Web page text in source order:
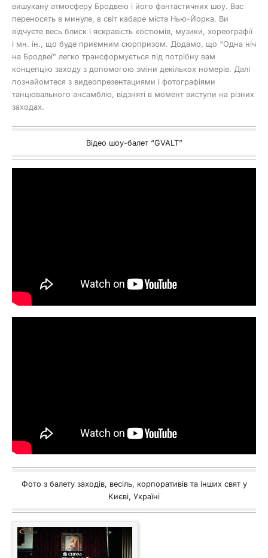
вишукану атмосферу Бродвею і його фантастичних шоу. Вас
переносять в минуле, в світ кабаре міста Нью-Йорка. Ви
відчуєте весь блиск і яскравість костюмів, музики, хореографії
і мн. ін., що буде приємним сюрпризом. Додамо, що “Одна ніч
на Бродвеї” легко трансформується під потрібну вам
концепцію заходу з допомогою зміни декількох номерів. Далі
познайомтеся з видеопрезентациями і фотографіями
танцювального ансамблю, відзняті в момент виступи на різних
заходах.
Відео шоу-балет “GVALT”
Фото з балету заходів, весіль, корпоративів та інших свят у
Києві, Україні